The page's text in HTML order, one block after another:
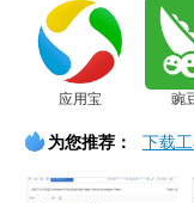
应用宝 豌
为您推荐： 下载